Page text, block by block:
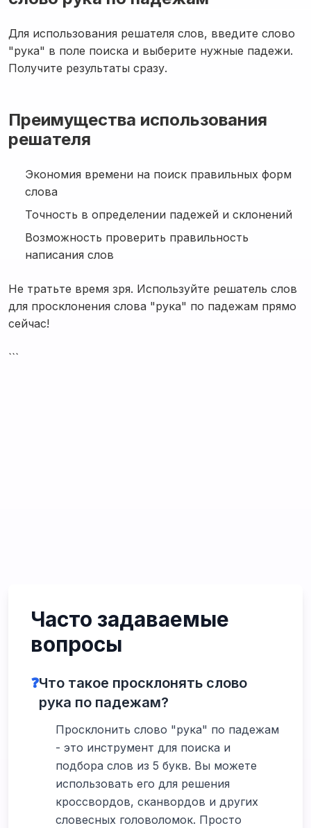
Для использования решателя слов, введите слово
"рука" в поле поиска и выберите нужные падежи.
Получите результаты сразу.
Преимущества использования
решателя
Экономия времени на поиск правильных форм
слова
Точность в определении падежей и склонений
Возможность проверить правильность
написания слов
Не тратьте время зря. Используйте решатель слов
для просклонения слова "рука" по падежам прямо
сейчас!
```
Часто задаваемые
вопросы
❓Что такое просклонять слово
рука по падежам?
Просклонить слово "рука" по падежам
- это инструмент для поиска и
подбора слов из 5 букв. Вы можете
использовать его для решения
кроссвордов, сканвордов и других
словесных головоломок. Просто